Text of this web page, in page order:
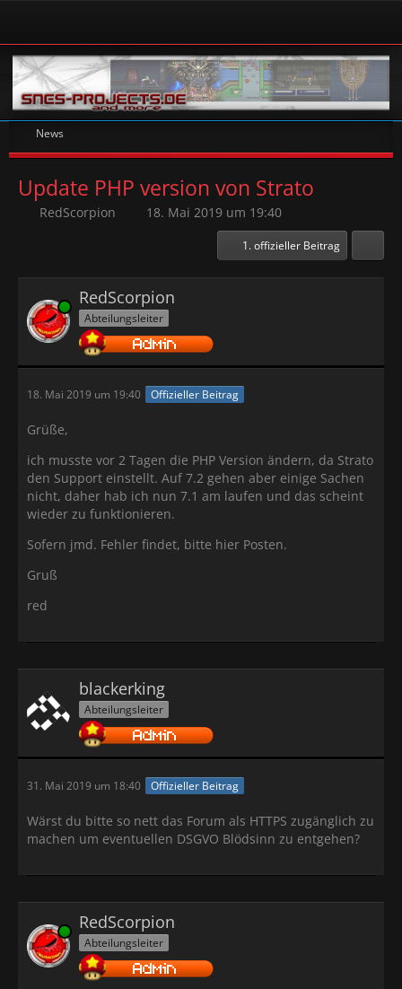
News
Update PHP version von Strato
RedScorpion 18. Mai 2019 um 19:40
1. offizieller Beitrag
Online RedScorpion
Abteilungsleiter
18. Mai 2019 um 19:40 Offizieller Beitrag
Grüße,
ich musste vor 2 Tagen die PHP Version ändern, da Strato
den Support einstellt. Auf 7.2 gehen aber einige Sachen
nicht, daher hab ich nun 7.1 am laufen und das scheint
wieder zu funktionieren.
Sofern jmd. Fehler findet, bitte hier Posten.
Gruß
red
blackerking
Abteilungsleiter
31. Mai 2019 um 18:40 Offizieller Beitrag
Wärst du bitte so nett das Forum als HTTPS zugänglich zu
machen um eventuellen DSGVO Blödsinn zu entgehen?
Online RedScorpion
Abteilungsleiter